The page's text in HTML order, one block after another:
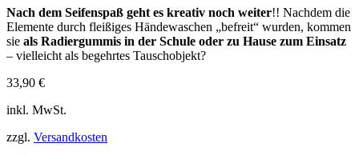
Nach dem Seifenspaß geht es kreativ noch weiter!! Nachdem die
Elemente durch fleißiges Händewaschen „befreit“ wurden, kommen
sie als Radiergummis in der Schule oder zu Hause zum Einsatz
– vielleicht als begehrtes Tauschobjekt?
33,90 €
inkl. MwSt.
zzgl. Versandkosten